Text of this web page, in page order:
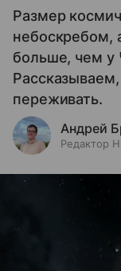
Размер
небоскребом,
больше, чем у
Рассказываем,
переживать.
Андрей
Редактор